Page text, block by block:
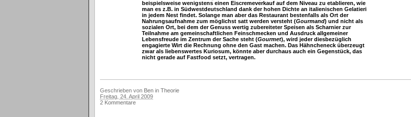
beispielsweise wenigstens einen Eiscremeverkauf auf dem Niveau zu etablieren, wie
man es z.B. in Südwestdeutschland dank der hohen Dichte an italienischen Gelatieri
in jedem Nest findet. Solange man aber das Restaurant bestenfalls als Ort der
Nahrungsaufnahme zum möglichst satt werden versteht (Gourmand) und nicht als
sozialen Ort, bei dem der Genuss wertig zubereiteter Speisen als Scharnier zur
Teilnahme am gemeinschaftlichen Feinschmecken und Ausdruck allgemeiner
Lebensfreude im Zentrum der Sache steht (Gourmet), wird jeder diesbezüglich
engagierte Wirt die Rechnung ohne den Gast machen. Das Hähncheneck überzeugt
zwar als liebenswertes Kuriosum, könnte aber durchaus auch ein Gegenstück, das
nicht gerade auf Fastfood setzt, vertragen.
Geschrieben von Ben in Theorie
Freitag, 24. April 2009
2 Kommentare